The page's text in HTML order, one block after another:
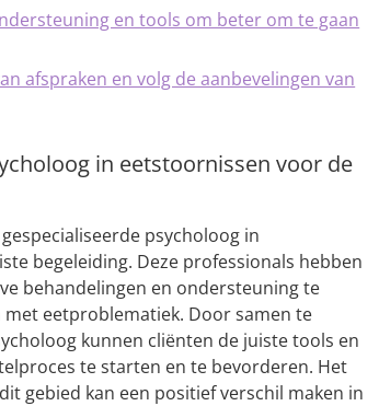
en tools om beter om te gaan
afspraken en volg de aanbevelingen van
in eetstoornissen voor de
psycholoog in
begeleiding. Deze professionals hebben
behandelingen en ondersteuning te
eetproblematiek. Door samen te
kunnen cliënten de juiste tools en
te starten en te bevorderen. Het
gebied kan een positief verschil maken in